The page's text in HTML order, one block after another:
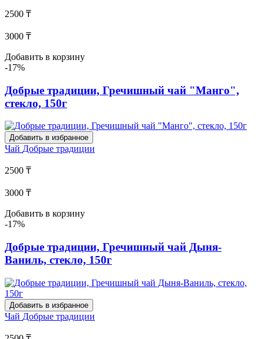
2500 ₸
3000 ₸
Добавить в корзину
-17%
Добрые традиции, Гречишный чай "Манго",
стекло, 150г
Добавить в избранное
Чай Добрые традиции
2500 ₸
3000 ₸
Добавить в корзину
-17%
Добрые традиции, Гречишный чай Дыня-
Ваниль, стекло, 150г
Добавить в избранное
Чай Добрые традиции